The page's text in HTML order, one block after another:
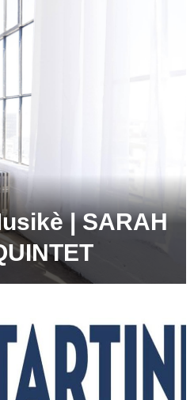
| SARAH